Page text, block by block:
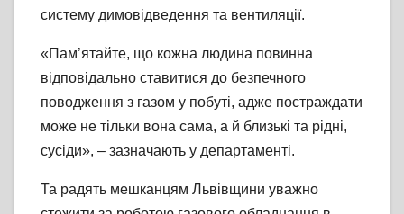
систему димовідведення та вентиляції.
«Пам’ятайте, що кожна людина повинна
відповідально ставитися до безпечного
поводження з газом у побуті, адже постраждати
може не тільки вона сама, а й близькі та рідні,
сусіди», – зазначають у департаменті.
Та радять мешканцям Львівщини уважно